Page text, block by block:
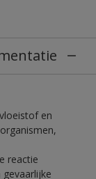
en
reactie